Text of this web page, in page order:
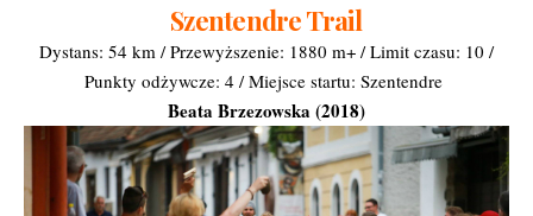
Szentendre Trail
Dystans: 54 km / Przewyższenie: 1880 m+ / Limit czasu: 10 /
Punkty odżywcze: 4 / Miejsce startu: Szentendre
Beata Brzezowska (2018)